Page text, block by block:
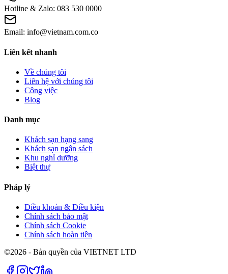
Hotline & Zalo: 083 530 0000
Email: info@vietnam.com.co
Liên kết nhanh
Về chúng tôi
Liên hệ với chúng tôi
Công việc
Blog
Danh mục
Khách sạn hạng sang
Khách sạn ngân sách
Khu nghỉ dưỡng
Biệt thự
Pháp lý
Điều khoản & Điều kiện
Chính sách bảo mật
Chính sách Cookie
Chính sách hoàn tiền
©2026 - Bản quyền của VIETNET LTD